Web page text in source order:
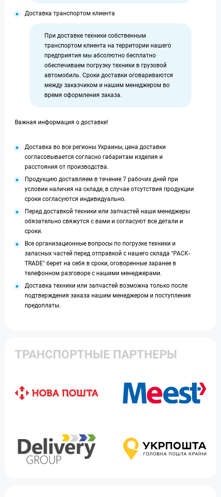
Доставка транспортом клиента
При доставке техники собственным
транспортом клиента на территории нашего
предприятия мы абсолютно бесплатно
обеспечиваем погрузку техники в грузовой
автомобиль. Сроки доставки оговариваются
между заказчиком и нашим менеджером во
время оформления заказа.
Важная информация о доставке!
Доставка во все регионы Украины, цена доставки
согласовывается согласно габаритам изделия и
расстояния от производства.
Продукцию доставляем в течение 7 рабочих дней при
условии наличия на складе, в случае отсутствия продукции
сроки согласуются индивидуально.
Перед доставкой техники или запчастей наши менеджеры
обязательно свяжутся с вами и согласуют все детали и
сроки.
Все организационные вопросы по погрузке техники и
запасных частей перед отправкой с нашего склада "PACK-
TRADE" берет на себя в сроки, оговоренные заранее в
телефонном разговоре с нашими менеджерами.
Доставка техники или запчастей возможна только после
подтверждения заказа нашим менеджером и поступления
предоплаты.
ТРАНСПОРТНЫЕ ПАРТНЕРЫ